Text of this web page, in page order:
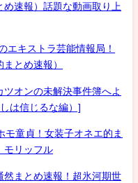
速報）話題な動画取り上
エキストラ芸能情報局！
とめ速報）
オンの未解決事件簿へよ
は信じるな編）]
童貞！女装子オネエ的ま
モリッフル
然まとめ速報！超氷河期世